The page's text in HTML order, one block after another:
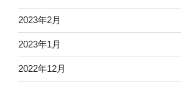
2023年2月
2023年1月
2022年12月